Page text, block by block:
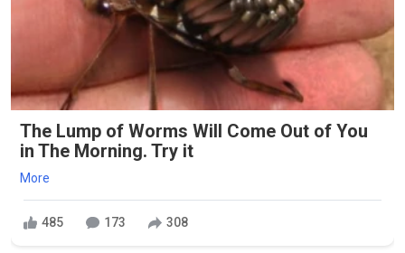
The Lump of Worms Will Come Out of You
in The Morning. Try it
More
485 173 308